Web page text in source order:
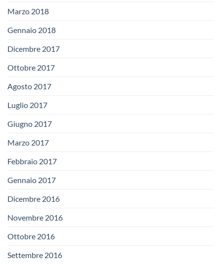
Marzo 2018
Gennaio 2018
Dicembre 2017
Ottobre 2017
Agosto 2017
Luglio 2017
Giugno 2017
Marzo 2017
Febbraio 2017
Gennaio 2017
Dicembre 2016
Novembre 2016
Ottobre 2016
Settembre 2016